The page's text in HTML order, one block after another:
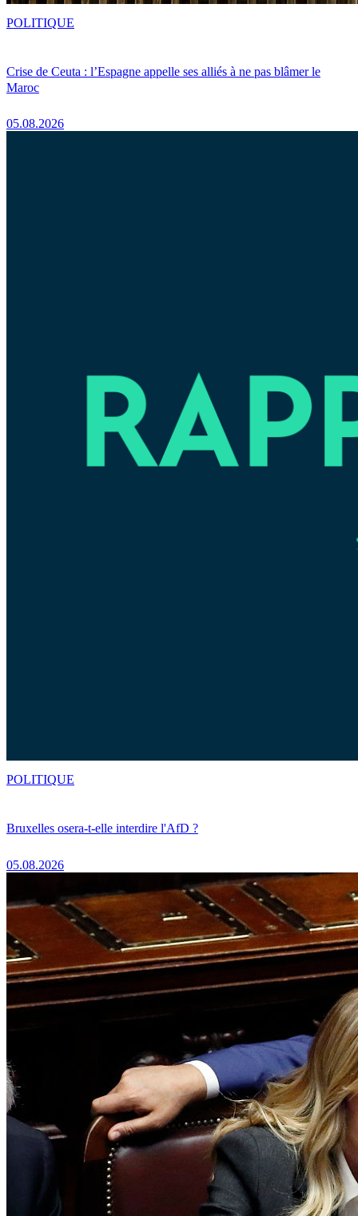
Crise de Ceuta : l’Espagne appelle ses alliés à ne pas blâmer le
Maroc
05.08.2026
POLITIQUE
Bruxelles osera-t-elle interdire l'AfD ?
05.08.2026
POLITIQUE